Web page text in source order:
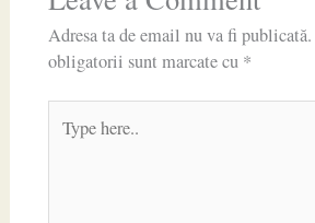
Adresa ta de email nu va fi publicată.
obligatorii sunt marcate cu *
here..